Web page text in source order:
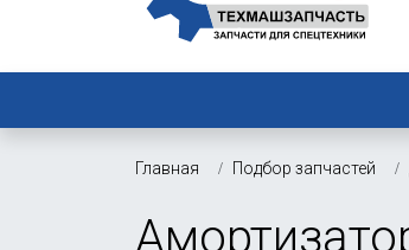
Главная Подбор запчастей